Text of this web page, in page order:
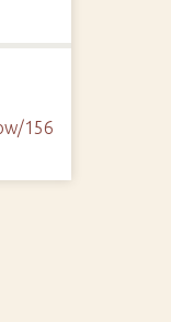
156